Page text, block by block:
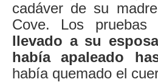
cadáver de su
Cove. Los
llevado a su
había apaleado
había quemado el